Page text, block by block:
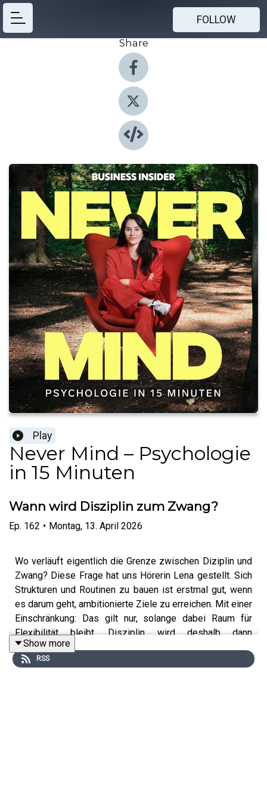
FOLLOW
Share
Play
Never Mind – Psychologie
in 15 Minuten
Wann wird Disziplin zum Zwang?
Ep. 162 • Montag, 13. April 2026
Wo verläuft eigentlich die Grenze zwischen Diziplin und
Zwang? Diese Frage hat uns Hörerin Lena gestellt. Sich
Strukturen und Routinen zu bauen ist erstmal gut, wenn
es darum geht, ambitionierte Ziele zu erreichen. Mit einer
Einschränkung: Das gilt nur, solange dabei Raum für
Flexibilität bleibt. Disziplin wird deshalb dann
problematisch, wenn sie nicht mehr selbstbestimmt ist,
sondern die Routinen beginnen, mich und meinen Alltag
Show more
RSS